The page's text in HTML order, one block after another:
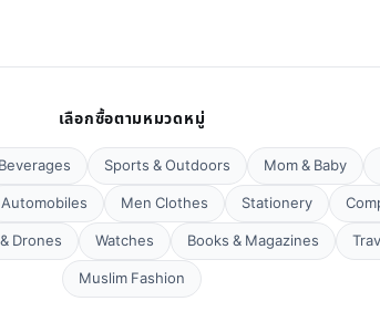
เลือกซื้อตามหมวดหมู่
Sports & Outdoors Mom & Baby
Automobiles Men Clothes Stationery
Drones Watches Books & Magazines
Muslim Fashion